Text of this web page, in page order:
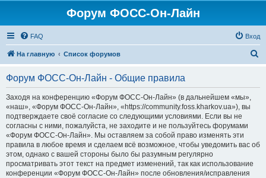
Форум ФОСС-Он-Лайн
FAQ Вход
На главную Список форумов
Форум ФОСС-Он-Лайн - Общие правила
Заходя на конференцию «Форум ФОСС-Он-Лайн» (в дальнейшем «мы»,
«наш», «Форум ФОСС-Он-Лайн», «https://community.foss.kharkov.ua»), вы
подтверждаете своё согласие со следующими условиями. Если вы не
согласны с ними, пожалуйста, не заходите и не пользуйтесь форумами
«Форум ФОСС-Он-Лайн». Мы оставляем за собой право изменять эти
правила в любое время и сделаем всё возможное, чтобы уведомить вас об
этом, однако с вашей стороны было бы разумным регулярно
просматривать этот текст на предмет изменений, так как использование
конференции «Форум ФОСС-Он-Лайн» после обновления/исправления